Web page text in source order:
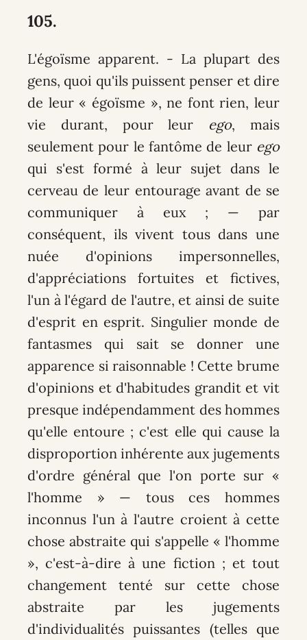
105.
L'égoïsme apparent. - La plupart des
gens, quoi qu'ils puissent penser et dire
de leur « égoïsme », ne font rien, leur
vie durant, pour leur ego, mais
seulement pour le fantôme de leur ego
qui s'est formé à leur sujet dans le
cerveau de leur entourage avant de se
communiquer à eux ; — par
conséquent, ils vivent tous dans une
nuée d'opinions impersonnelles,
d'appréciations fortuites et fictives,
l'un à l'égard de l'autre, et ainsi de suite
d'esprit en esprit. Singulier monde de
fantasmes qui sait se donner une
apparence si raisonnable ! Cette brume
d'opinions et d'habitudes grandit et vit
presque indépendamment des hommes
qu'elle entoure ; c'est elle qui cause la
disproportion inhérente aux jugements
d'ordre général que l'on porte sur «
l'homme » — tous ces hommes
inconnus l'un à l'autre croient à cette
chose abstraite qui s'appelle « l'homme
», c'est-à-dire à une fiction ; et tout
changement tenté sur cette chose
abstraite par les jugements
d'individualités puissantes (telles que